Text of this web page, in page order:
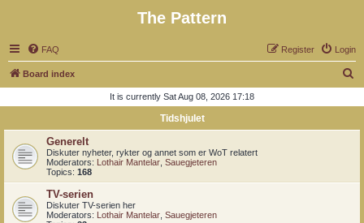
The Pattern
FAQ Login
Register
Board index
r
It is currently Sat Aug 08, 2026 17:18
Tidshjulet
Generelt
Diskuter nyheter, rykter og annet som er WoT relatert
Moderators: Lothair Mantelar Sauegjeteren
Topics: 168
TV-serien
Diskuter TV-serien her
Moderators: Lothair Mantelar Sauegjeteren